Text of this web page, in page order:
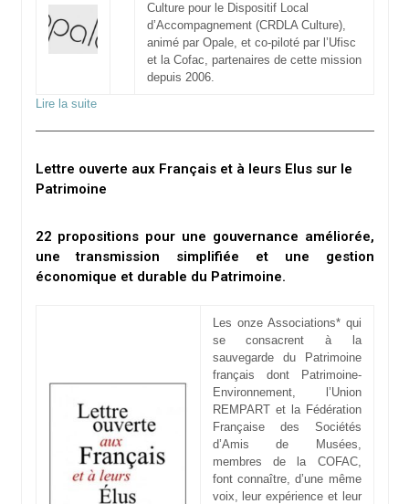
Culture pour le Dispositif Local
d’Accompagnement (CRDLA Culture),
animé par Opale, et co-piloté par l’Ufisc
et la Cofac, partenaires de cette mission
depuis 2006.
Lire la suite
Lettre ouverte aux Français et à leurs Elus sur le
Patrimoine
22 propositions pour une gouvernance améliorée,
une transmission simplifiée et une gestion
économique et durable du Patrimoine.
Les onze Associations* qui
se consacrent à la
sauvegarde du Patrimoine
français dont Patrimoine-
Environnement, l’Union
REMPART et la Fédération
Française des Sociétés
d’Amis de Musées,
membres de la COFAC,
font connaître, d’une même
voix, leur expérience et leur